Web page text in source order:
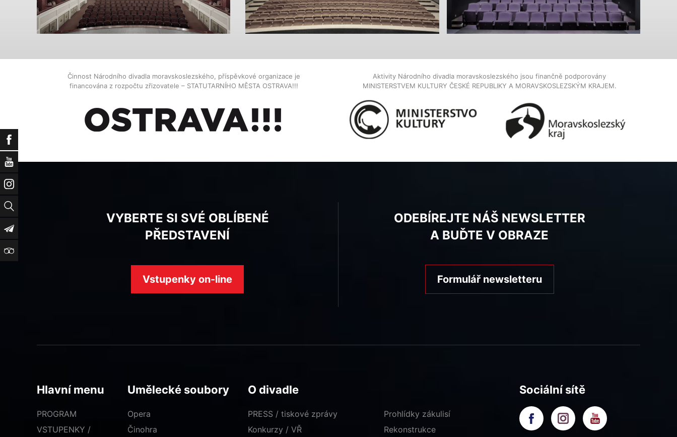
Facebook
YouTube
Instagram
Vyhledat
Newsletter
TripAdvisor
Činnost Národního divadla moravskoslezského, příspěvkové organizace je
financována z rozpočtu zřizovatele – STATUTARNÍHO MĚSTA OSTRAVA!!!
Aktivity Národního divadla moravskoslezského jsou finančně podporovány
MINISTERSTVEM KULTURY ČESKÉ REPUBLIKY A MORAVSKOSLEZSKÝM KRAJEM.
VYBERTE SI SVÉ OBLÍBENÉ
PŘEDSTAVENÍ
Vstupenky on-line
ODEBÍREJTE NÁŠ NEWSLETTER
A BUĎTE V OBRAZE
Formulář newsletteru
Hlavní menu
PROGRAM
VSTUPENKY /
Umělecké soubory
Opera
Činohra
O divadle
PRESS / tiskové zprávy
Konkurzy / VŘ
Prohlídky zákulisí
Rekonstrukce
Sociální sítě